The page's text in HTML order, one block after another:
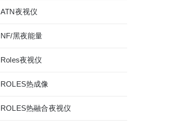
ATN夜视仪
NF/黑夜能量
Roles夜视仪
ROLES热成像
ROLES热融合夜视仪